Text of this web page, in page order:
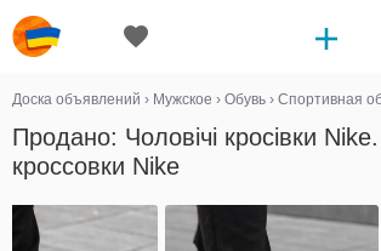
Доска объявлений › Мужское › Обувь › Спортивная
Продано: Чоловічі кросівки
кроссовки Nike